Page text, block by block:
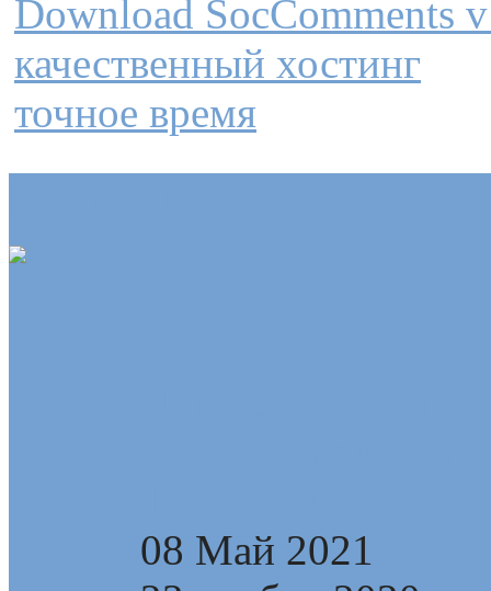
Download SocComments
качественный хостинг
точное время
08 Май 2021